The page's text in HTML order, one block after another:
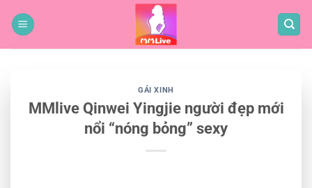
qua
GÁI XINH
MMlive Qinwei Yingjie người đẹp mới
nổi “nóng bỏng” sexy